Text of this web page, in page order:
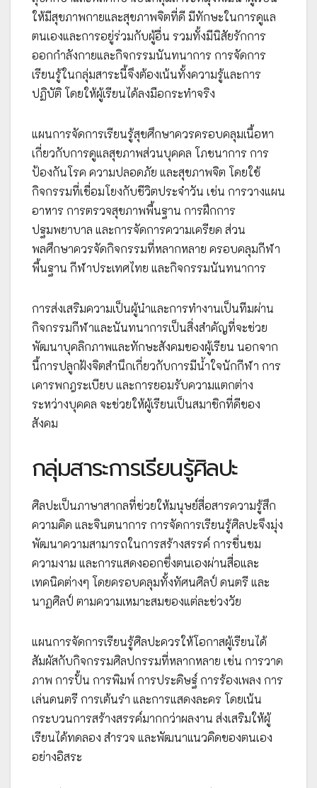
ให้มีสุขภาพกายและสุขภาพจิตที่ดี มีทักษะในการดูแล
ตนเองและการอยู่ร่วมกับผู้อื่น รวมทั้งมีนิสัยรักการ
ออกกำลังกายและกิจกรรมนันทนาการ การจัดการ
เรียนรู้ในกลุ่มสาระนี้จึงต้องเน้นทั้งความรู้และการ
ปฏิบัติ โดยให้ผู้เรียนได้ลงมือกระทำจริง
แผนการจัดการเรียนรู้สุขศึกษาควรครอบคลุมเนื้อหา
เกี่ยวกับการดูแลสุขภาพส่วนบุคคล โภชนาการ การ
ป้องกันโรค ความปลอดภัย และสุขภาพจิต โดยใช้
กิจกรรมที่เชื่อมโยงกับชีวิตประจำวัน เช่น การวางแผน
อาหาร การตรวจสุขภาพพื้นฐาน การฝึกการ
ปฐมพยาบาล และการจัดการความเครียด ส่วน
พลศึกษาควรจัดกิจกรรมที่หลากหลาย ครอบคลุมกีฬา
พื้นฐาน กีฬาประเทศไทย และกิจกรรมนันทนาการ
การส่งเสริมความเป็นผู้นำและการทำงานเป็นทีมผ่าน
กิจกรรมกีฬาและนันทนาการเป็นสิ่งสำคัญที่จะช่วย
พัฒนาบุคลิกภาพและทักษะสังคมของผู้เรียน นอกจาก
นี้การปลูกฝังจิตสำนึกเกี่ยวกับการมีน้ำใจนักกีฬา การ
เคารพกฎระเบียบ และการยอมรับความแตกต่าง
ระหว่างบุคคล จะช่วยให้ผู้เรียนเป็นสมาชิกที่ดีของ
สังคม
กลุ่มสาระการเรียนรู้ศิลปะ
ศิลปะเป็นภาษาสากลที่ช่วยให้มนุษย์สื่อสารความรู้สึก
ความคิด และจินตนาการ การจัดการเรียนรู้ศิลปะจึงมุ่ง
พัฒนาความสามารถในการสร้างสรรค์ การชื่นชม
ความงาม และการแสดงออกซึ่งตนเองผ่านสื่อและ
เทคนิคต่างๆ โดยครอบคลุมทั้งทัศนศิลป์ ดนตรี และ
นาฏศิลป์ ตามความเหมาะสมของแต่ละช่วงวัย
แผนการจัดการเรียนรู้ศิลปะควรให้โอกาสผู้เรียนได้
สัมผัสกับกิจกรรมศิลปกรรมที่หลากหลาย เช่น การวาด
ภาพ การปั้น การพิมพ์ การประดิษฐ์ การร้องเพลง การ
เล่นดนตรี การเต้นรำ และการแสดงละคร โดยเน้น
กระบวนการสร้างสรรค์มากกว่าผลงาน ส่งเสริมให้ผู้
เรียนได้ทดลอง สำรวจ และพัฒนาแนวคิดของตนเอง
อย่างอิสระ